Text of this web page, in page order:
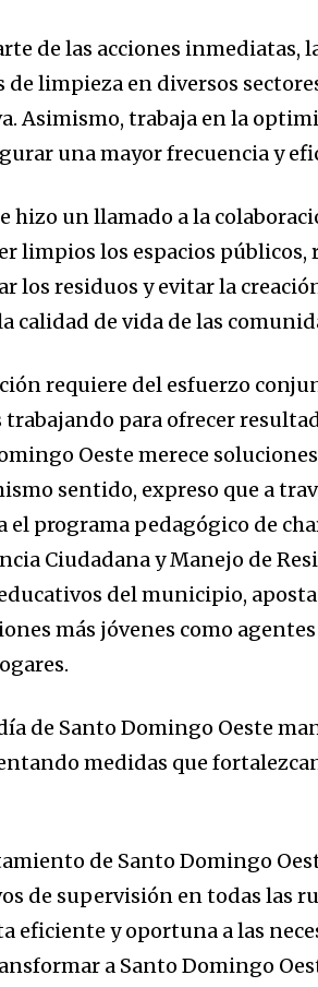
de las acciones inmediatas,
de limpieza en diversos
Asimismo, trabaja en la
una mayor frecuencia y
hizo un llamado a la
limpios los espacios públicos,
los residuos y evitar la
calidad de vida de las
requiere del esfuerzo
trabajando para ofrecer
Oeste merece
sentido, expreso que a
el programa pedagógico de
Ciudadana y Manejo de
del municipio,
más jóvenes como
de Santo Domingo Oeste
medidas que
de Santo Domingo
de supervisión en todas las
eficiente y oportuna a las
a Santo Domingo